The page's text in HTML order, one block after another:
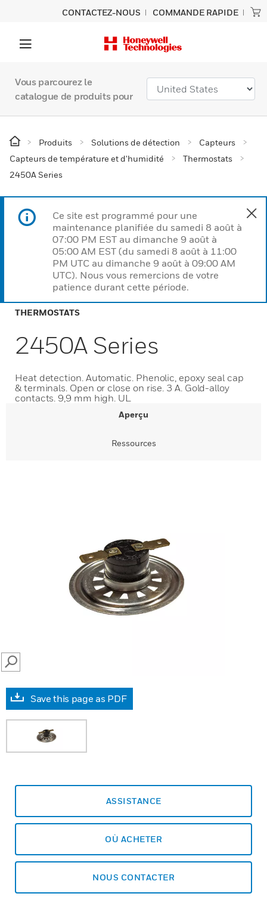
CONTACTEZ-NOUS COMMANDE RAPIDE
Vous parcourez le
catalogue de produits pour
Produits Solutions de détection
Capteurs
Capteurs de température et d'humidité
Thermostats
2450A Series
Ce site est programmé pour une
maintenance planifiée du samedi 8 août à
07:00 PM EST au dimanche 9 août à
05:00 AM EST (du samedi 8 août à 11:00
PM UTC au dimanche 9 août à 09:00 AM
UTC). Nous vous remercions de votre
patience durant cette période.
THERMOSTATS
2450A Series
Heat detection. Automatic. Phenolic, epoxy seal cap
& terminals. Open or close on rise. 3 A. Gold-alloy
contacts. 9,9 mm high. UL
Aperçu
Ressources
SEARCH
Save this page as PDF
ASSISTANCE
OÙ ACHETER
NOUS CONTACTER